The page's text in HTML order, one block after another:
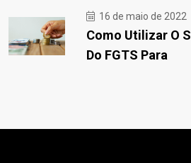
16 de maio de 2022
Como Utilizar O
Do FGTS Para